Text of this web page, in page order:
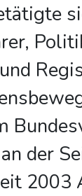
der
2003